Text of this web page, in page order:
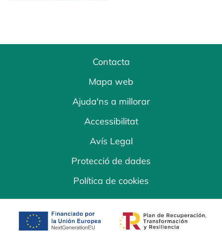
Contacta
Mapa web
Ajuda'ns a millorar
Accessibilitat
Avís Legal
Protecció de dades
Política de cookies
opens in a new tab opens in a new